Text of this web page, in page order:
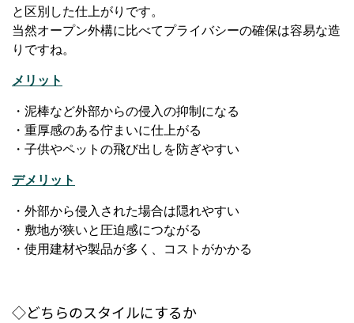
と区別した仕上がりです。
当然オープン外構に比べてプライバシーの確保は容易な造
りですね。
メリット
・泥棒など外部からの侵入の抑制になる
・重厚感のある佇まいに仕上がる
・子供やペットの飛び出しを防ぎやすい
デメリット
・外部から侵入された場合は隠れやすい
・敷地が狭いと圧迫感につながる
・使用建材や製品が多く、コストがかかる
◇どちらのスタイルにするか